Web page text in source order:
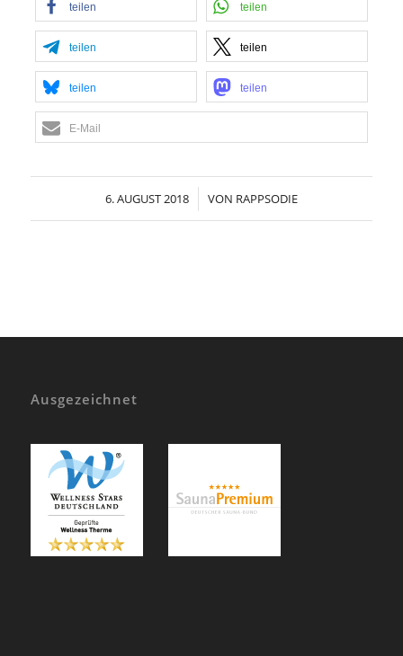
teilen teilen
teilen teilen
teilen teilen
E-Mail
6. AUGUST 2018
/ VON RAPPSODIE
Ausgezeichnet